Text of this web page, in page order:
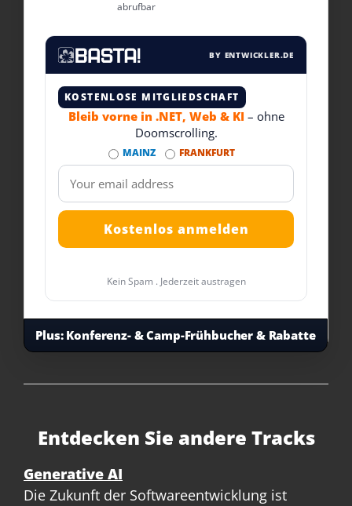
abrufbar
BY ENTWICKLER.DE
KOSTENLOSE MITGLIEDSCHAFT
Bleib vorne in .NET, Web & KI – ohne
Doomscrolling.
MAINZ FRANKFURT
Kein Spam . Jederzeit austragen
Plus:Konferenz- & Camp-Frühbucher & Rabatte
Entdecken Sie andere Tracks
Generative AI
Die Zukunft der Softwareentwicklung ist